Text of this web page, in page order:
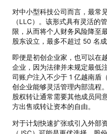
对中小型科技公司而言，最常
（LLC）。该形式具有灵活的
限，从而将个人财务风险降至
股东设立，最多不超过 50 名成
即便是初创企业家，也可以在
企业，因为法律并未规定最低
司账户注入不少于 1 亿越南盾
创企业能够灵活管理内部流程
股权转让通常需要其他成员同
方出售或转让资本的自由。
对于计划快速扩张或引入外部